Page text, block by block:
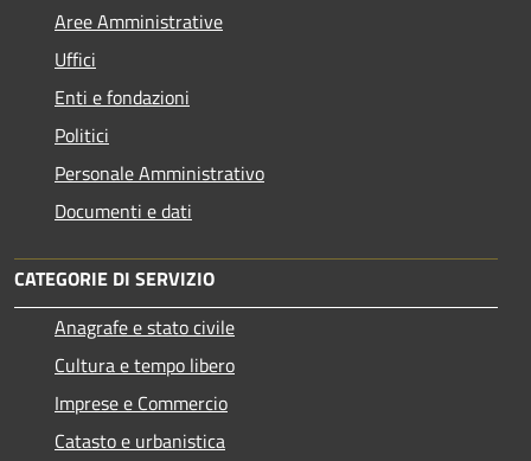
Aree Amministrative
Uffici
Enti e fondazioni
Politici
Personale Amministrativo
Documenti e dati
CATEGORIE DI SERVIZIO
Anagrafe e stato civile
Cultura e tempo libero
Imprese e Commercio
Catasto e urbanistica